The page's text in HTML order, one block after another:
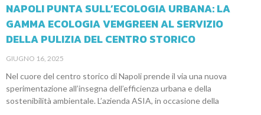
NAPOLI PUNTA SULL’ECOLOGIA URBANA: LA
GAMMA ECOLOGIA VEMGREEN AL SERVIZIO
DELLA PULIZIA DEL CENTRO STORICO
GIUGNO 16, 2025
Nel cuore del centro storico di Napoli prende il via una nuova
sperimentazione all’insegna dell’efficienza urbana e della
sostenibilità ambientale. L’azienda ASIA, in occasione della